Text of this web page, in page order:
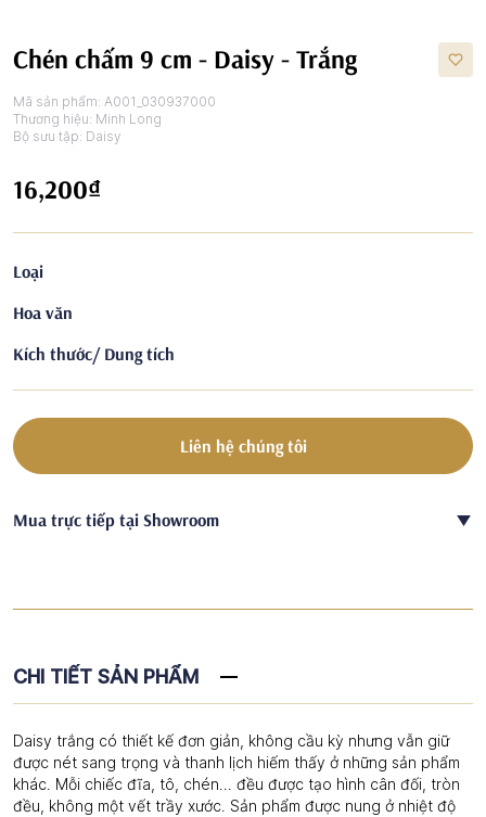
Chén chấm 9 cm - Daisy - Trắng
Mã sản phẩm: A001_030937000
Thương hiệu: Minh Long
Bộ sưu tập: Daisy
16,200₫
Loại
Hoa văn
Kích thước/ Dung tích
Liên hệ chúng tôi
Mua trực tiếp tại Showroom
CHI TIẾT SẢN PHẨM
Daisy trắng có thiết kế đơn giản, không cầu kỳ nhưng vẫn giữ
được nét sang trọng và thanh lịch hiếm thấy ở những sản phẩm
khác. Mỗi chiếc đĩa, tô, chén… đều được tạo hình cân đối, tròn
đều, không một vết trầy xước. Sản phẩm được nung ở nhiệt độ